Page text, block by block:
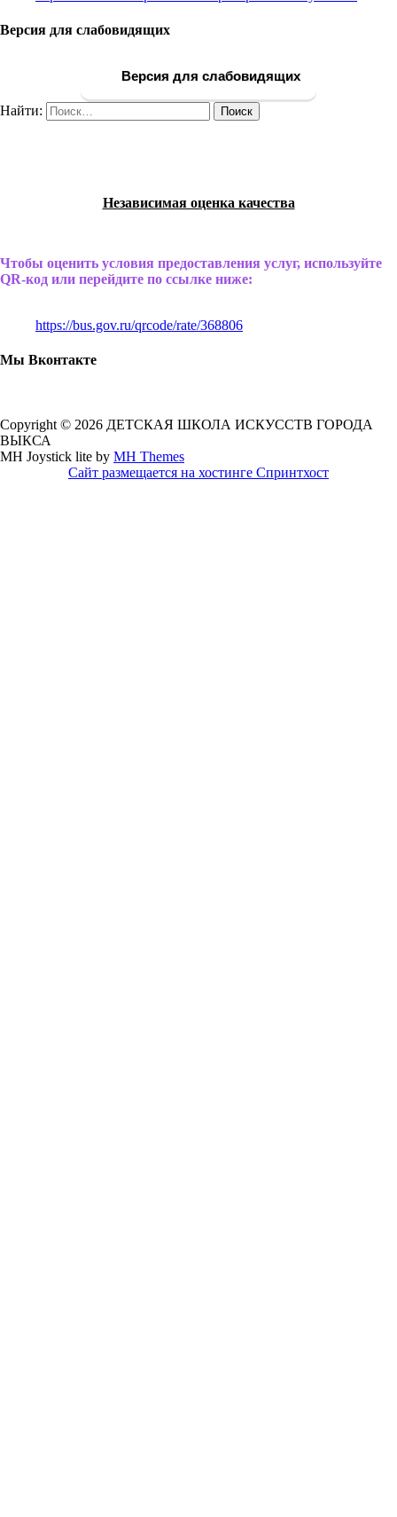
Версия для слабовидящих
Версия для слабовидящих
Найти:
Независимая оценка качества
Чтобы оценить условия предоставления услуг, используйте
QR-код или перейдите по ссылке ниже:
https://bus.gov.ru/qrcode/rate/368806
Мы Вконтакте
Copyright © 2026 ДЕТСКАЯ ШКОЛА ИСКУССТВ ГОРОДА
ВЫКСА
MH Joystick lite by MH Themes
Сайт размещается на хостинге Спринтхост